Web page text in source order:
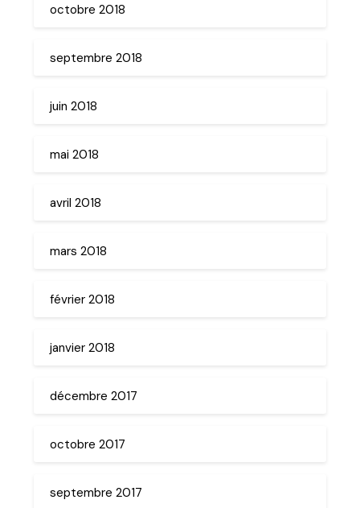
octobre 2018
septembre 2018
juin 2018
mai 2018
avril 2018
mars 2018
février 2018
janvier 2018
décembre 2017
octobre 2017
septembre 2017